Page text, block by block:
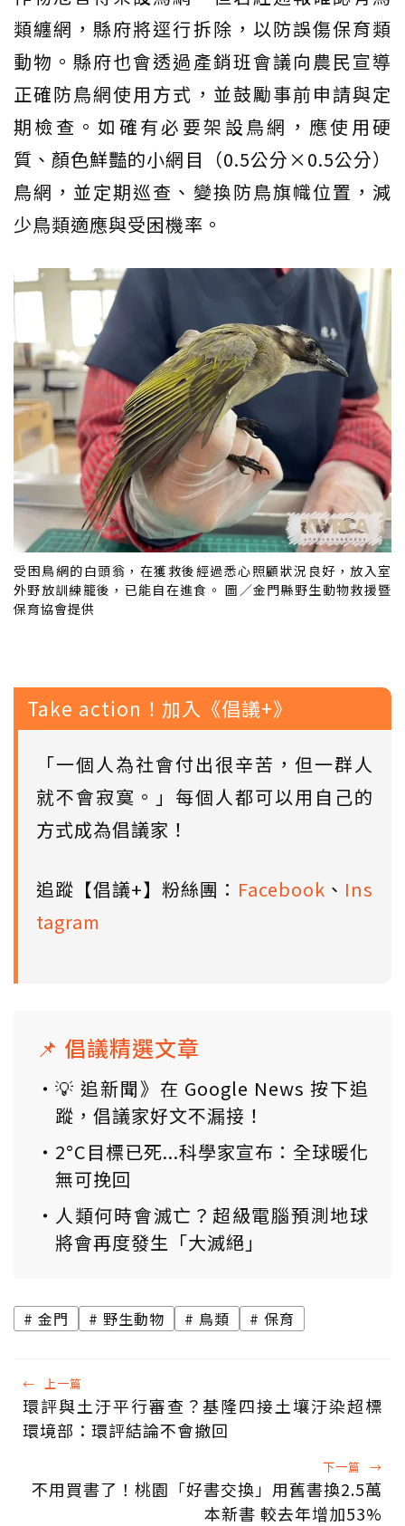
類纏網，縣府將逕行拆除，以防誤傷保育類
動物。縣府也會透過產銷班會議向農民宣導
正確防鳥網使用方式，並鼓勵事前申請與定
期檢查。如確有必要架設鳥網，應使用硬
質、顏色鮮豔的小網目（0.5公分×0.5公分）
鳥網，並定期巡查、變換防鳥旗幟位置，減
少鳥類適應與受困機率。
受困鳥網的白頭翁，在獲救後經過悉心照顧狀況良好，放入室
外野放訓練籠後，已能自在進食。 圖／金門縣野生動物救援暨
保育協會提供
Take action！加入《倡議+》
「一個人為社會付出很辛苦，但一群人
就不會寂寞。」每個人都可以用自己的
方式成為倡議家！
追蹤【倡議+】粉絲團： Facebook 、 Ins
tagram
📌 倡議精選文章
💡 追新聞》在 Google News 按下追
蹤，倡議家好文不漏接！
2°C目標已死...科學家宣布：全球暖化
無可挽回
人類何時會滅亡？超級電腦預測地球
將會再度發生「大滅絕」
金門 野生動物 鳥類 保育
← 上一篇
環評與土汙平行審查？基隆四接土壤汙染超標
環境部：環評結論不會撤回
下一篇 →
不用買書了！桃園「好書交換」用舊書換2.5萬
本新書 較去年增加53%